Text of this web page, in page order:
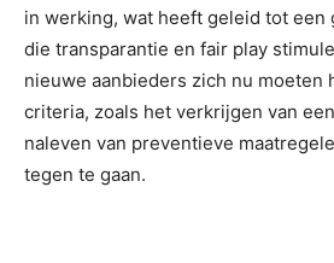
in werking, wat heeft geleid tot
die transparantie en fair play
nieuwe aanbieders zich nu moeten
criteria, zoals het verkrijgen van
naleven van preventieve
tegen te gaan.